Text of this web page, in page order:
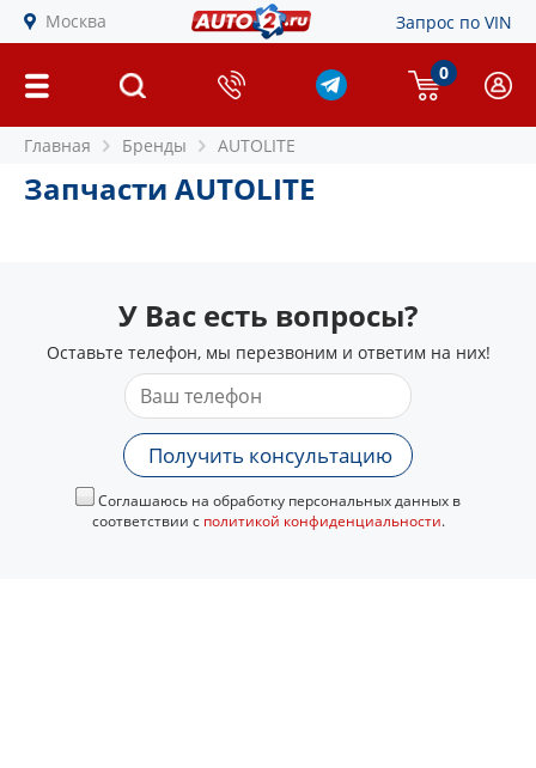
Москва Запрос по VIN
0
Главная Бренды AUTOLITE
Запчасти AUTOLITE
У Вас есть вопросы?
Оставьте телефон, мы перезвоним и ответим на них!
Получить консультацию
Соглашаюсь на обработку персональных данных в
соответствии с политикой конфиденциальности.